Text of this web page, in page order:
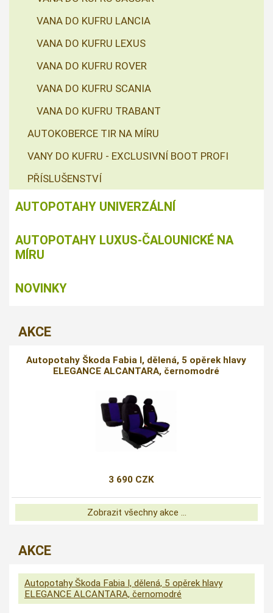
VANA DO KUFRU LANCIA
VANA DO KUFRU LEXUS
VANA DO KUFRU ROVER
VANA DO KUFRU SCANIA
VANA DO KUFRU TRABANT
AUTOKOBERCE TIR NA MÍRU
VANY DO KUFRU - EXCLUSIVNÍ BOOT PROFI
PŘÍSLUŠENSTVÍ
AUTOPOTAHY UNIVERZÁLNÍ
AUTOPOTAHY LUXUS-ČALOUNICKÉ NA
MÍRU
NOVINKY
AKCE
Autopotahy Škoda Fabia I, dělená, 5 opěrek hlavy
ELEGANCE ALCANTARA, černomodré
3 690 CZK
Zobrazit všechny akce ...
AKCE
Autopotahy Škoda Fabia I, dělená, 5 opěrek hlavy
ELEGANCE ALCANTARA, černomodré